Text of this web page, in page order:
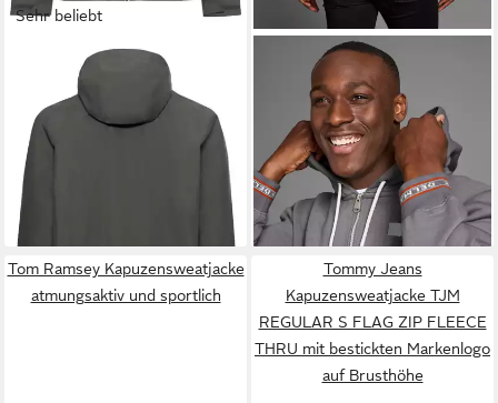
Sehr beliebt
JACK WOLFSKIN
Regenjacke
OUTROVERT 2L JKT M mit
Kapuze, atmungsaktiv,
wasserdicht
ab 83,99 € 100,00 €
-16%
DELMAO
Kapuzensweatjacke
mit kontrastfarbenen
Reißverschlüssen
ab 32,99 € UVP 39,99 €
-18%
Tom Ramsey Kapuzensweatjacke
atmungsaktiv und sportlich
Tommy Jeans
Kapuzensweatjacke TJM
REGULAR S FLAG ZIP FLEECE
THRU mit bestickten Markenlogo
auf Brusthöhe